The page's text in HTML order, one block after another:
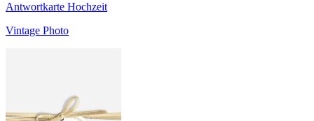
Antwortkarte Hochzeit
Vintage Photo